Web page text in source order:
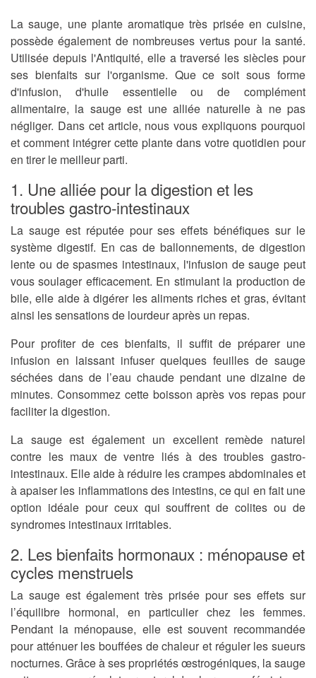
La sauge, une plante aromatique très prisée en cuisine,
possède également de nombreuses vertus pour la santé.
Utilisée depuis l'Antiquité, elle a traversé les siècles pour
ses bienfaits sur l'organisme. Que ce soit sous forme
d'infusion, d'huile essentielle ou de complément
alimentaire, la sauge est une alliée naturelle à ne pas
négliger. Dans cet article, nous vous expliquons pourquoi
et comment intégrer cette plante dans votre quotidien pour
en tirer le meilleur parti.
1. Une alliée pour la digestion et les
troubles gastro-intestinaux
La sauge est réputée pour ses effets bénéfiques sur le
système digestif. En cas de ballonnements, de digestion
lente ou de spasmes intestinaux, l'infusion de sauge peut
vous soulager efficacement. En stimulant la production de
bile, elle aide à digérer les aliments riches et gras, évitant
ainsi les sensations de lourdeur après un repas.
Pour profiter de ces bienfaits, il suffit de préparer une
infusion en laissant infuser quelques feuilles de sauge
séchées dans de l’eau chaude pendant une dizaine de
minutes. Consommez cette boisson après vos repas pour
faciliter la digestion.
La sauge est également un excellent remède naturel
contre les maux de ventre liés à des troubles gastro-
intestinaux. Elle aide à réduire les crampes abdominales et
à apaiser les inflammations des intestins, ce qui en fait une
option idéale pour ceux qui souffrent de colites ou de
syndromes intestinaux irritables.
2. Les bienfaits hormonaux : ménopause et
cycles menstruels
La sauge est également très prisée pour ses effets sur
l’équilibre hormonal, en particulier chez les femmes.
Pendant la ménopause, elle est souvent recommandée
pour atténuer les bouffées de chaleur et réguler les sueurs
nocturnes. Grâce à ses propriétés œstrogéniques, la sauge